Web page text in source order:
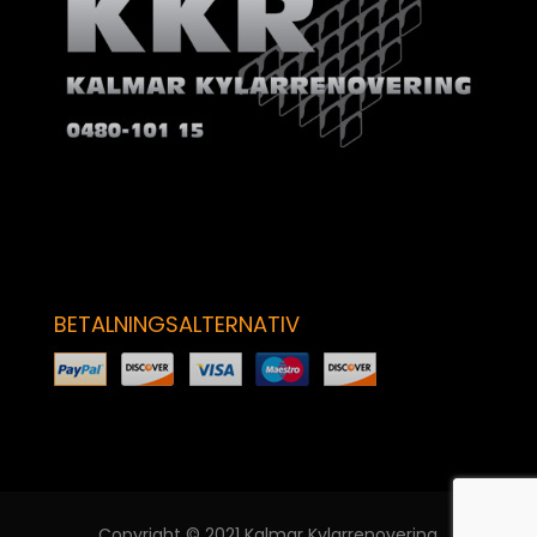
BETALNINGSALTERNATIV